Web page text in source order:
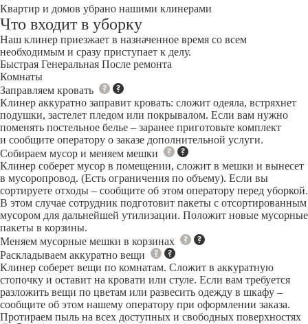
1
2
5
7
8
9
0
1
4
5
6
7
8
9
1
2
3
4
5
6
8
9
0
1
2
3
5
Квартир и домов убрано нашими клинерами
Что входит в уборку
Наш клинер приезжает в назначенное время со всем
необходимым и сразу приступает к делу.
Быстрая Генеральная После ремонта
Комнаты
Заправляем кровать
Клинер аккуратно заправит кровать: сложит одеяла, встряхнет
подушки, застелет пледом или покрывалом. Если вам нужно
поменять постельное белье – заранее приготовьте комплект
и сообщите оператору о заказе дополнительной услуги.
Собираем мусор и меняем мешки
Клинер соберет мусор в помещении, сложит в мешки и вынесет
в мусоропровод. (Есть ограничения по объему). Если вы
сортируете отходы – сообщите об этом оператору перед уборкой.
В этом случае сотрудник подготовит пакеты с отсортированным
мусором для дальнейшей утилизации. Положит новые мусорные
пакеты в корзины.
Меняем мусорные мешки в корзинах
Раскладываем аккуратно вещи
Клинер соберет вещи по комнатам. Сложит в аккуратную
стопочку и оставит на кровати или стуле. Если вам требуется
разложить вещи по цветам или развесить одежду в шкафу –
сообщите об этом нашему оператору при оформлении заказа.
Протираем пыль на всех доступных и свободных поверхностях